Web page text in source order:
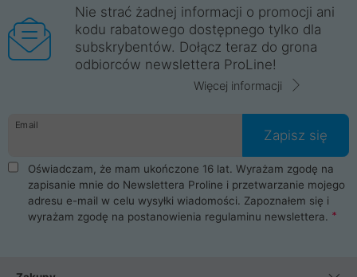
Nie strać żadnej informacji o promocji ani
kodu rabatowego dostępnego tylko dla
subskrybentów. Dołącz teraz do grona
odbiorców newslettera ProLine!
Więcej informacji
Email
Zapisz się
Oświadczam, że mam ukończone 16 lat. Wyrażam zgodę na
zapisanie mnie do Newslettera Proline i przetwarzanie mojego
adresu e-mail w celu wysyłki wiadomości. Zapoznałem się i
wyrażam zgodę na postanowienia regulaminu newslettera.